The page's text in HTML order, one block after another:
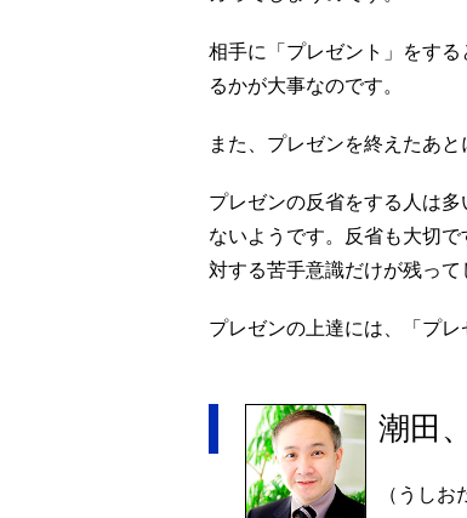
相手に「プレゼント」をす
るかが大事なのです。
また、プレゼンを終えたあ
プレゼンの反省をする人は
ないようです。反省も大切
対する苦手意識だけが残って
プレゼンの上達には、「プ
潮田
（うしお